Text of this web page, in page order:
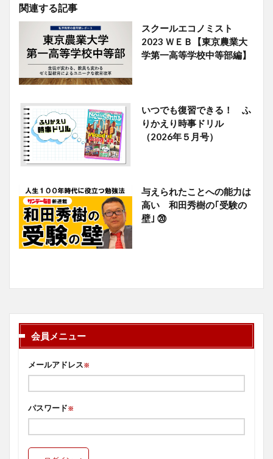
関連する記事
スクールエコノミスト
2023 ＷＥＢ【東京農業大
学第一高等学校中等部編】
いつでも復習できる！ ふ
りかえり時事ドリル
（2026年５月号）
与えられたことへの能力は
高い 和田秀樹の｢受験の
壁｣ ⑳
会員メニュー
メールアドレス※
パスワード※